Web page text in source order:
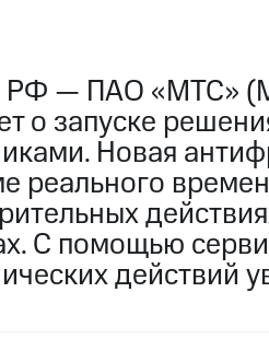
— ПАО «МТС»
о запуске
Новая
реального
С помощью
действий